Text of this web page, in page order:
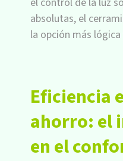
absolutas, el
la opción más lógica
Eficiencia
ahorro: el
en el